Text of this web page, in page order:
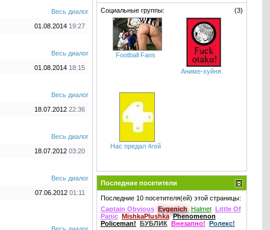
Весь диалог
01.08.2014 19:27
Весь диалог
01.08.2014 18:15
Весь диалог
18.07.2012 22:36
Весь диалог
18.07.2012 03:20
Весь диалог
07.06.2012 01:11
(3)
Социальные группы:
Football Fans
Аниме-хуйня.
Нас предал 4гей
Последние посетители
Последние 10 посетителя(ей) этой страницы:
Captain Obvious Evgenich Halmet Little Of
Panic MishkaPlushka Phenomenоn
Policeman! БУБЛИК Внезапнo! Ролекс!